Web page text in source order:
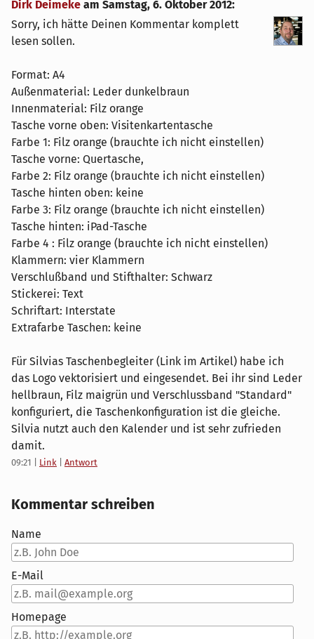
Dirk Deimeke am Samstag, 6. Oktober 2012:
Sorry, ich hätte Deinen Kommentar komplett
lesen sollen.
Format: A4
Außenmaterial: Leder dunkelbraun
Innenmaterial: Filz orange
Tasche vorne oben: Visitenkartentasche
Farbe 1: Filz orange (brauchte ich nicht einstellen)
Tasche vorne: Quertasche,
Farbe 2: Filz orange (brauchte ich nicht einstellen)
Tasche hinten oben: keine
Farbe 3: Filz orange (brauchte ich nicht einstellen)
Tasche hinten: iPad-Tasche
Farbe 4 : Filz orange (brauchte ich nicht einstellen)
Klammern: vier Klammern
Verschlußband und Stifthalter: Schwarz
Stickerei: Text
Schriftart: Interstate
Extrafarbe Taschen: keine
Für Silvias Taschenbegleiter (Link im Artikel) habe ich
das Logo vektorisiert und eingesendet. Bei ihr sind Leder
hellbraun, Filz maigrün und Verschlussband "Standard"
konfiguriert, die Taschenkonfiguration ist die gleiche.
Silvia nutzt auch den Kalender und ist sehr zufrieden
damit.
09:21 Link Antwort
Kommentar schreiben
Name
E-Mail
Homepage